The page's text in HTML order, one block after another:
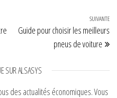
SUIVANTE
Guide pour choisir les meilleurs
pneus de voiture
SUR ALSASYS
des actualités économiques. Vous